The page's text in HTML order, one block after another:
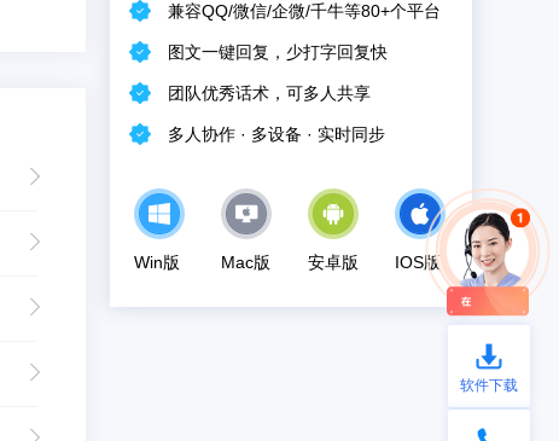
兼容QQ/微信/企微/千牛等80+个平台
图文一键回复，少打字回复快
团队优秀话术，可多人共享
多人协作 · 多设备 · 实时同步
Win版 Mac版 安卓版 IOS版
软件下载